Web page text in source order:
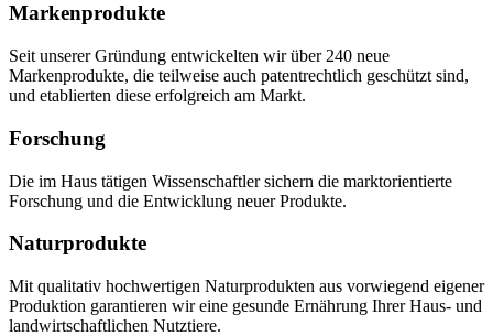
Markenprodukte
Seit unserer Gründung entwickelten wir über 240 neue
Markenprodukte, die teilweise auch patentrechtlich geschützt sind,
und etablierten diese erfolgreich am Markt.
Forschung
Die im Haus tätigen Wissenschaftler sichern die marktorientierte
Forschung und die Entwicklung neuer Produkte.
Naturprodukte
Mit qualitativ hochwertigen Naturprodukten aus vorwiegend eigener
Produktion garantieren wir eine gesunde Ernährung Ihrer Haus- und
landwirtschaftlichen Nutztiere.